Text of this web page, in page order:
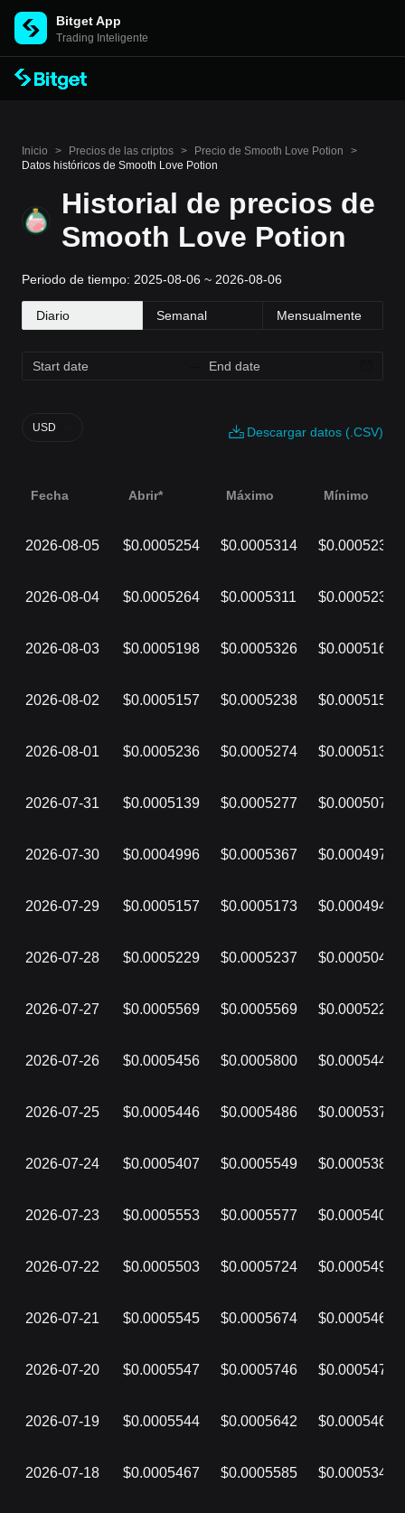
Bitget App
Trading Inteligente
Inicio > Precios de las criptos > Precio de Smooth Love Potion
>
Datos históricos de Smooth Love Potion
Historial de precios de
Smooth Love Potion
Periodo de tiempo: 2025-08-06 ~ 2026-08-06
Diario Semanal Mensualmente
Descargar datos (.CSV)
USD
Fecha Abrir* Máximo Mínimo
2026-08-05 $0.0005254 $0.0005314 $0.0005233
2026-08-04 $0.0005264 $0.0005311 $0.0005234
2026-08-03 $0.0005198 $0.0005326 $0.0005167
2026-08-02 $0.0005157 $0.0005238 $0.0005156
2026-08-01 $0.0005236 $0.0005274 $0.0005136
2026-07-31 $0.0005139 $0.0005277 $0.0005075
2026-07-30 $0.0004996 $0.0005367 $0.0004979
2026-07-29 $0.0005157 $0.0005173 $0.0004949
2026-07-28 $0.0005229 $0.0005237 $0.0005045
2026-07-27 $0.0005569 $0.0005569 $0.0005227
2026-07-26 $0.0005456 $0.0005800 $0.0005444
2026-07-25 $0.0005446 $0.0005486 $0.0005378
2026-07-24 $0.0005407 $0.0005549 $0.0005380
2026-07-23 $0.0005553 $0.0005577 $0.0005407
2026-07-22 $0.0005503 $0.0005724 $0.0005497
2026-07-21 $0.0005545 $0.0005674 $0.0005464
2026-07-20 $0.0005547 $0.0005746 $0.0005470
2026-07-19 $0.0005544 $0.0005642 $0.0005461
2026-07-18 $0.0005467 $0.0005585 $0.0005340